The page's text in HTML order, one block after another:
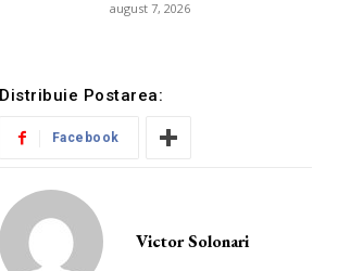
august 7, 2026
Distribuie Postarea:
Facebook
Victor Solonari